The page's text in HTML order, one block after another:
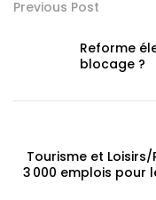
Previous Post
Reforme
blocage ?
Tourisme et
3 000 emplois pour